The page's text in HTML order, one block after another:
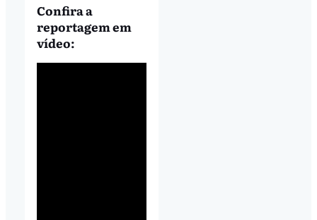
Confira a
reportagem em
vídeo: